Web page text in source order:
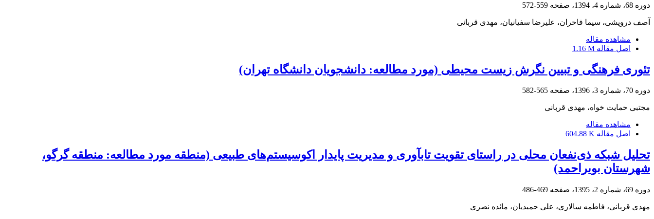
دوره 68، شماره 4، 1394، صفحه 559-572
آصف درویشی، سیما فاخران، علیرضا سفیانیان، مهدی قربانی
مشاهده مقاله
اصل مقاله 1.16 M
تئوری فرهنگی و تبیین نگرش زیست محیطی (مورد مطالعه: دانشجویان دانشگاه تهران)
دوره 70، شماره 3، 1396، صفحه 565-582
مجتبی حمایت خواه، مهدی قربانی
مشاهده مقاله
اصل مقاله 604.88 K
تحلیل شبکه ذی‌نفعان محلی در راستای تقویت تابآوری و مدیریت پایدار اکوسیستم‌های طبیعی (منطقه مورد مطالعه: منطقه گرگو،
شهرستان بویراحمد)
دوره 69، شماره 2، 1395، صفحه 469-486
مهدی قربانی، فاطمه سالاری، علی حمیدیان، مائده نصری